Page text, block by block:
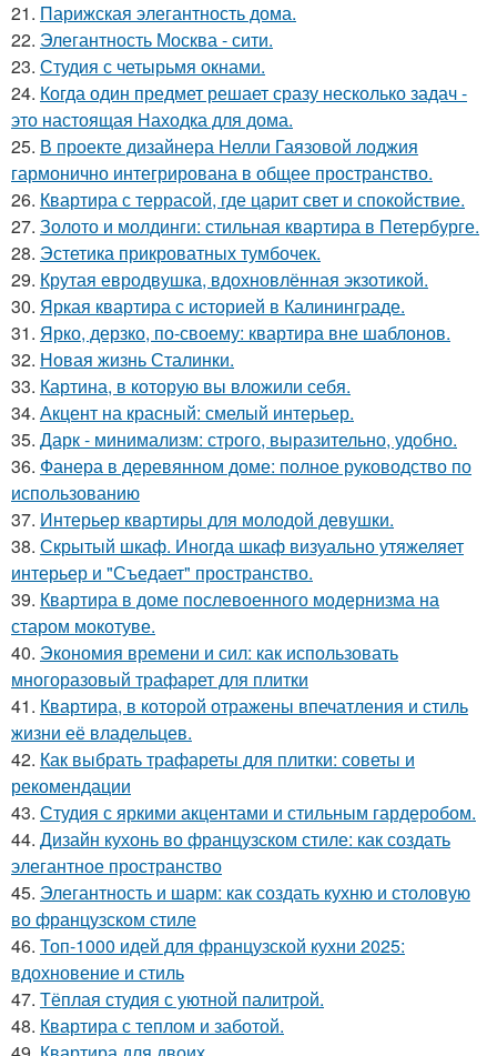
21. Парижская элегантность дома.
22. Элегантность Москва - сити.
23. Студия с четырьмя окнами.
24. Когда один предмет решает сразу несколько задач -
это настоящая Находка для дома.
25. В проекте дизайнера Нелли Гаязовой лоджия
гармонично интегрирована в общее пространство.
26. Квартира с террасой, где царит свет и спокойствие.
27. Золото и молдинги: стильная квартира в Петербурге.
28. Эстетика прикроватных тумбочек.
29. Крутая евродвушка, вдохновлённая экзотикой.
30. Яркая квартира с историей в Калининграде.
31. Ярко, дерзко, по-своему: квартира вне шаблонов.
32. Новая жизнь Сталинки.
33. Картина, в которую вы вложили себя.
34. Акцент на красный: смелый интерьер.
35. Дарк - минимализм: строго, выразительно, удобно.
36. Фанера в деревянном доме: полное руководство по
использованию
37. Интерьер квартиры для молодой девушки.
38. Скрытый шкаф. Иногда шкаф визуально утяжеляет
интерьер и "Съедает" пространство.
39. Квартира в доме послевоенного модернизма на
старом мокотуве.
40. Экономия времени и сил: как использовать
многоразовый трафарет для плитки
41. Квартира, в которой отражены впечатления и стиль
жизни её владельцев.
42. Как выбрать трафареты для плитки: советы и
рекомендации
43. Студия с яркими акцентами и стильным гардеробом.
44. Дизайн кухонь во французском стиле: как создать
элегантное пространство
45. Элегантность и шарм: как создать кухню и столовую
во французском стиле
46. Топ-1000 идей для французской кухни 2025:
вдохновение и стиль
47. Тёплая студия с уютной палитрой.
48. Квартира с теплом и заботой.